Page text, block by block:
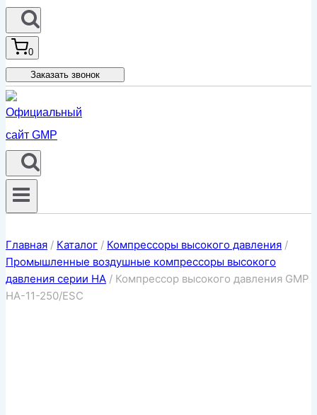
0
Заказать звонок
Главная / Каталог / Компрессоры высокого давления /
Промышленные воздушные компрессоры высокого
давления серии HA / Компрессор высокого давления GMP
HA-11-250/ESC